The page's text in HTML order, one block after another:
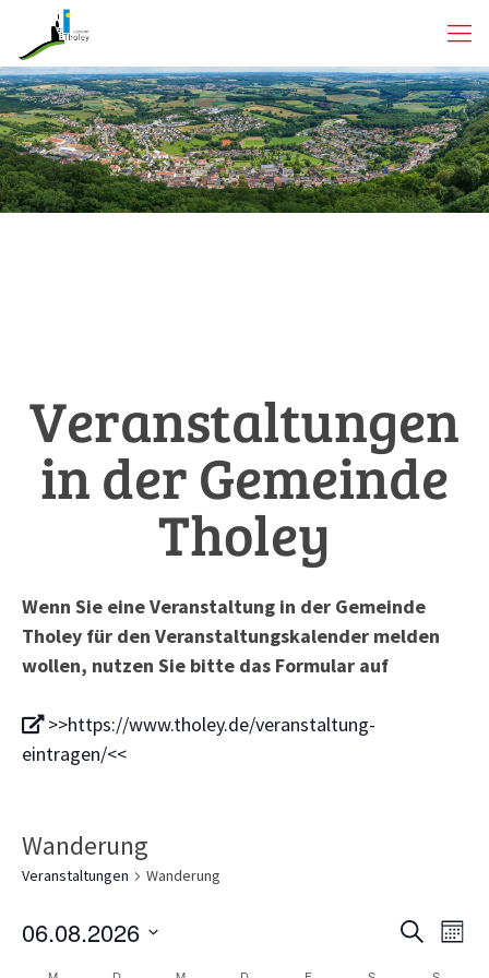
Veranstaltungen
in der Gemeinde
Tholey
Wenn Sie eine Veranstaltung in der Gemeinde
Tholey für den Veranstaltungskalender melden
wollen, nutzen Sie bitte das Formular auf
>>https://www.tholey.de/veranstaltung-
eintragen/<<
Wanderung
Veranstaltungen Wanderung
SucheMonat
06.08.2026